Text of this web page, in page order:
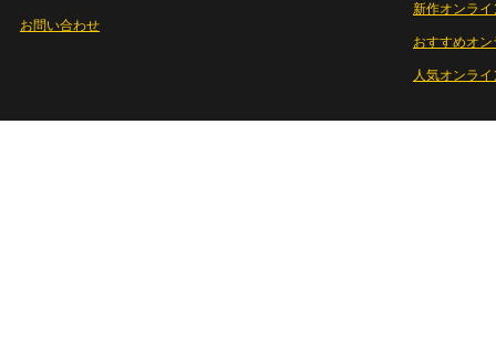
お問い合わせ
新作オンライ
おすすめオ
人気オンラ